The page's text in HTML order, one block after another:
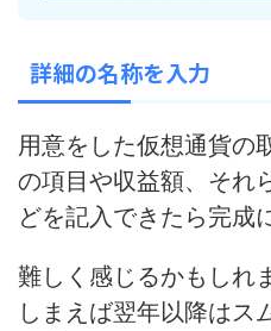
詳細の名称を入力
用意をした仮想通貨の
の項目や収益額、それ
どを記入できたら完成
難しく感じるかもしれ
しまえば翌年以降はス